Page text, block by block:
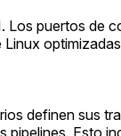
puertos de
definen sus